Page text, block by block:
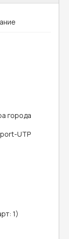
города
UTP
1)